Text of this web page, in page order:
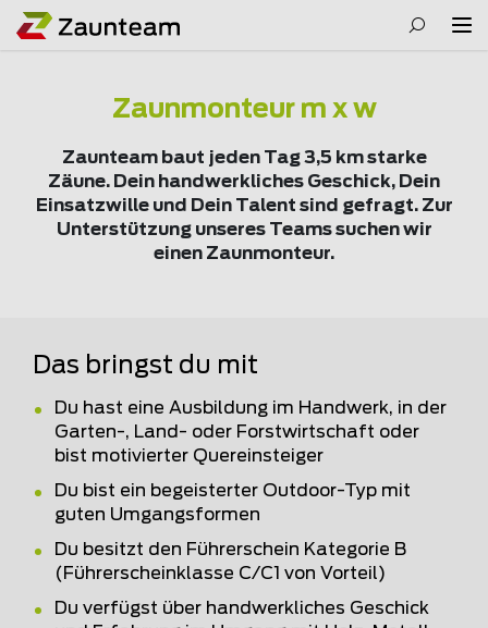
Zaunmonteur m x w
Zaunteam baut jeden Tag 3,5 km starke
Zäune. Dein handwerkliches Geschick, Dein
Einsatzwille und Dein Talent sind gefragt. Zur
Unterstützung unseres Teams suchen wir
einen Zaunmonteur.
Das bringst du mit
Du hast eine Ausbildung im Handwerk, in der
Garten-, Land- oder Forstwirtschaft oder
bist motivierter Quereinsteiger
Du bist ein begeisterter Outdoor-Typ mit
guten Umgangsformen
Du besitzt den Führerschein Kategorie B
(Führerscheinklasse C/C1 von Vorteil)
Du verfügst über handwerkliches Geschick